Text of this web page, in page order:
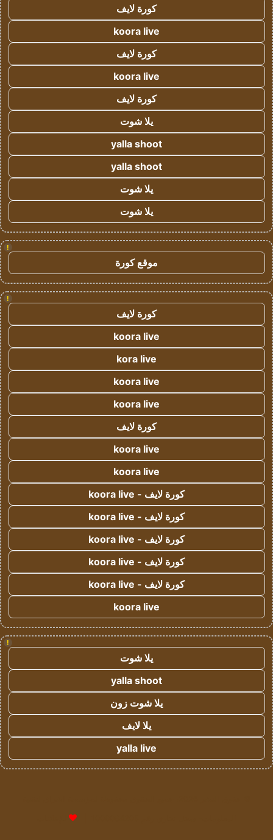
كورة لايف
koora live
كورة لايف
koora live
كورة لايف
يلا شوت
yalla shoot
yalla shoot
يلا شوت
يلا شوت
!
موقع كورة
!
كورة لايف
koora live
kora live
koora live
koora live
كورة لايف
koora live
koora live
كورة لايف - koora live
كورة لايف - koora live
كورة لايف - koora live
كورة لايف - koora live
كورة لايف - koora live
koora live
!
يلا شوت
yalla shoot
يلا شوت زون
يلا لايف
yalla live